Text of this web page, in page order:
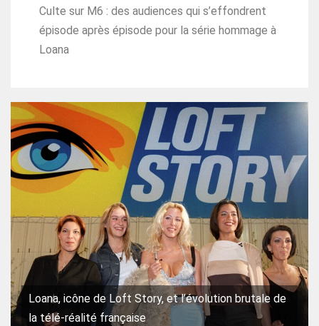
Culte sur M6 : des audiences qui s’effondrent
épisode après épisode pour la série hommage à
Loana
Loana, icône de Loft Story, et l’évolution brutale de
la télé‑réalité française